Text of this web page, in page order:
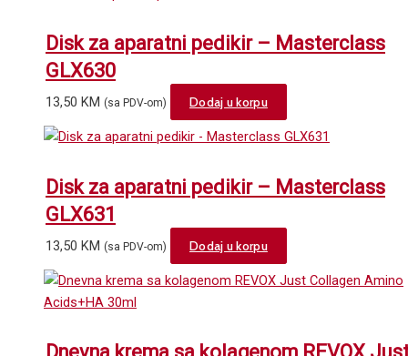
Disk za aparatni pedikir – Masterclass
GLX630
13,50 KM (sa PDV-om) Dodaj u korpu
Disk za aparatni pedikir – Masterclass
GLX631
13,50 KM (sa PDV-om) Dodaj u korpu